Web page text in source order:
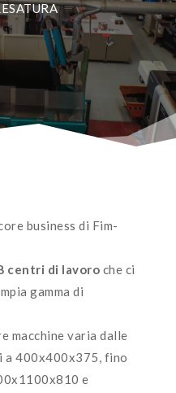
business di Fim-
centri di lavoro che ci
gamma di
macchine varia dalle
a 400x400x375, fino
e